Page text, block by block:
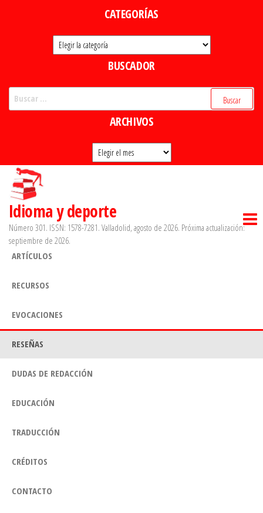
CATEGORÍAS
Categorías
BUSCADOR
ARCHIVOS
Archivos
Idioma y deporte
Número 301. ISSN: 1578-7281. Valladolid, agosto de 2026. Próxima actualización:
septiembre de 2026.
ARTÍCULOS
RECURSOS
EVOCACIONES
RESEÑAS
DUDAS DE REDACCIÓN
EDUCACIÓN
TRADUCCIÓN
CRÉDITOS
CONTACTO